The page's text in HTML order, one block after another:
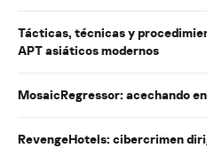
Tácticas, técnicas y
APT asiáticos modernos
MosaicRegressor: acechando
RevengeHotels: cibercrimen